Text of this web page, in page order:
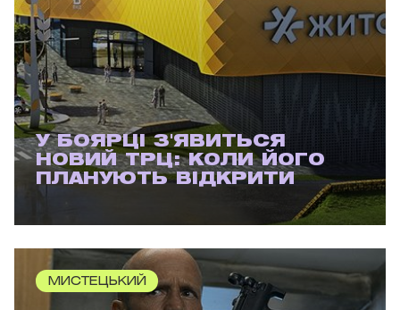
У БОЯРЦІ З'ЯВИТЬСЯ
НОВИЙ ТРЦ: КОЛИ ЙОГО
ПЛАНУЮТЬ ВІДКРИТИ
МИСТЕЦЬКИЙ